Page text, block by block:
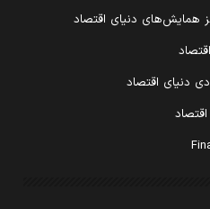
همایش‌های دنیای اقتصاد
دنیای اقتصاد